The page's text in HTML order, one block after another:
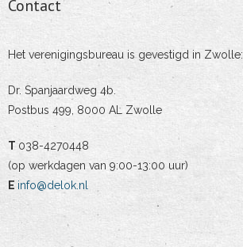
Contact
Het verenigingsbureau is gevestigd in Zwolle:
Dr. Spanjaardweg 4b.
Postbus 499, 8000 AL Zwolle
T 038-4270448
(op werkdagen van 9:00-13:00 uur)
E info@delok.nl